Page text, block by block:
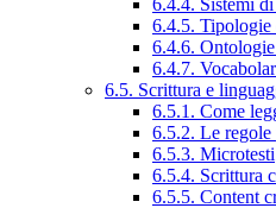
6.4.4. Sistemi
6.4.5. Tipologie
6.4.6. Ontologie
6.4.7.
6.5. Scrittura e
6.5.1. Come
6.5.2. Le
6.5.3. Microtesti
6.5.4. Scrittura
6.5.5. Content